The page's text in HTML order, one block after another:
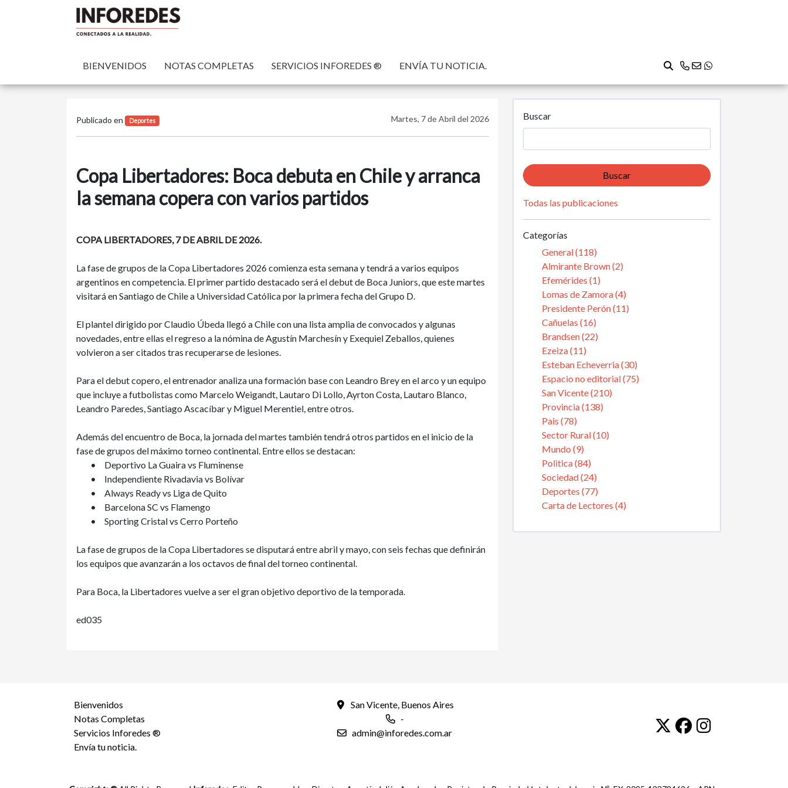
BIENVENIDOS NOTAS COMPLETAS SERVICIOS INFOREDES ® ENVÍA TU NOTICIA.
Publicado en Deportes Martes, 7 de Abril del 2026
Copa Libertadores: Boca debuta en Chile y arranca
la semana copera con varios partidos
COPA LIBERTADORES, 7 DE ABRIL DE 2026.
La fase de grupos de la Copa Libertadores 2026 comienza esta semana y tendrá a varios equipos
argentinos en competencia. El primer partido destacado será el debut de Boca Juniors, que este martes
visitará en Santiago de Chile a Universidad Católica por la primera fecha del Grupo D.
El plantel dirigido por Claudio Úbeda llegó a Chile con una lista amplia de convocados y algunas
novedades, entre ellas el regreso a la nómina de Agustín Marchesín y Exequiel Zeballos, quienes
volvieron a ser citados tras recuperarse de lesiones.
Para el debut copero, el entrenador analiza una formación base con Leandro Brey en el arco y un equipo
que incluye a futbolistas como Marcelo Weigandt, Lautaro Di Lollo, Ayrton Costa, Lautaro Blanco,
Leandro Paredes, Santiago Ascacíbar y Miguel Merentiel, entre otros.
Además del encuentro de Boca, la jornada del martes también tendrá otros partidos en el inicio de la
fase de grupos del máximo torneo continental. Entre ellos se destacan:
•
Deportivo La Guaira vs Fluminense
•
Independiente Rivadavia vs Bolívar
•
Always Ready vs Liga de Quito
•
Barcelona SC vs Flamengo
•
Sporting Cristal vs Cerro Porteño
La fase de grupos de la Copa Libertadores se disputará entre abril y mayo, con seis fechas que definirán
los equipos que avanzarán a los octavos de final del torneo continental.
Para Boca, la Libertadores vuelve a ser el gran objetivo deportivo de la temporada.
ed035
Buscar
Buscar
Todas las publicaciones
Categorías
General (118)
Almirante Brown (2)
Efemérides (1)
Lomas de Zamora (4)
Presidente Perón (11)
Cañuelas (16)
Brandsen (22)
Ezeiza (11)
Esteban Echeverria (30)
Espacio no editorial (75)
San Vicente (210)
Provincia (138)
Pais (78)
Sector Rural (10)
Mundo (9)
Politica (84)
Sociedad (24)
Deportes (77)
Carta de Lectores (4)
Bienvenidos
Notas Completas
Servicios Inforedes ®
Envía tu noticia.
San Vicente, Buenos Aires
-
admin@inforedes.com.ar